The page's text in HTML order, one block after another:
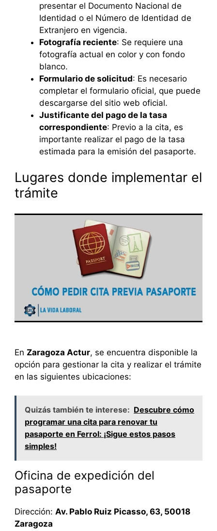
presentar el Documento Nacional de
Identidad o el Número de Identidad de
Extranjero en vigencia.
Fotografía reciente: Se requiere una
fotografía actual en color y con fondo
blanco.
Formulario de solicitud: Es necesario
completar el formulario oficial, que puede
descargarse del sitio web oficial.
Justificante del pago de la tasa
correspondiente: Previo a la cita, es
importante realizar el pago de la tasa
estimada para la emisión del pasaporte.
Lugares donde implementar el
trámite
En Zaragoza Actur, se encuentra disponible la
opción para gestionar la cita y realizar el trámite
en las siguientes ubicaciones:
Quizás también te interese: Descubre cómo
programar una cita para renovar tu
pasaporte en Ferrol: ¡Sigue estos pasos
simples!
Oficina de expedición del
pasaporte
Dirección: Av. Pablo Ruiz Picasso, 63, 50018
Zaragoza